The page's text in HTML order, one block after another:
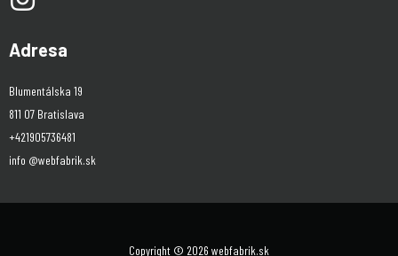
Adresa
Blumentálska 19
811 07 Bratislava
+421905736481
info @webfabrik.sk
Copyright © 2026 webfabrik.sk